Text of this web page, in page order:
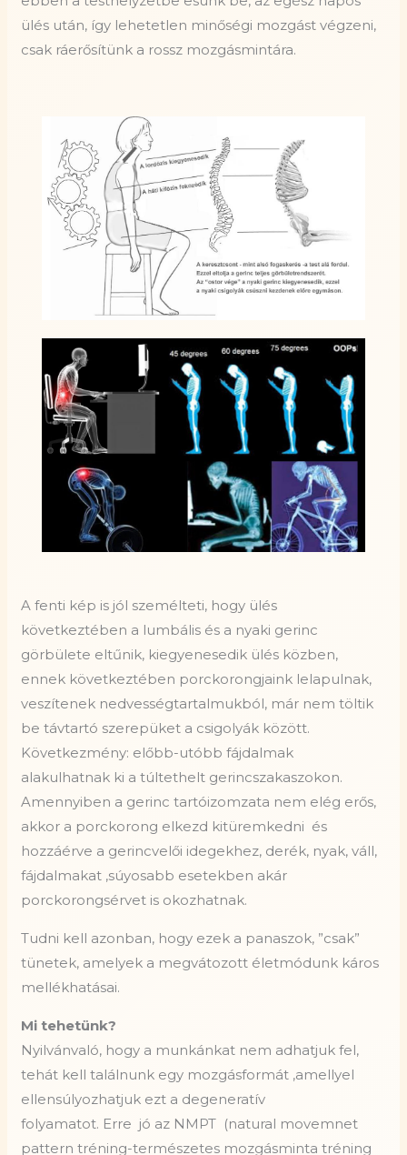
ülés után, így lehetetlen minőségi mozgást végzeni,
csak ráerősítünk a rossz mozgásmintára.
A fenti kép is jól személteti, hogy ülés
következtében a lumbális és a nyaki gerinc
görbülete eltűnik, kiegyenesedik ülés közben,
ennek következtében porckorongjaink lelapulnak,
veszítenek nedvességtartalmukból, már nem töltik
be távtartó szerepüket a csigolyák között.
Következmény: előbb-utóbb fájdalmak
alakulhatnak ki a túltethelt gerincszakaszokon.
Amennyiben a gerinc tartóizomzata nem elég erős,
akkor a porckorong elkezd kitüremkedni és
hozzáérve a gerincvelői idegekhez, derék, nyak, váll,
fájdalmakat ,súyosabb esetekben akár
porckorongsérvet is okozhatnak.
Tudni kell azonban, hogy ezek a panaszok, ”csak”
tünetek, amelyek a megvátozott életmódunk káros
mellékhatásai.
Mi tehetünk?
Nyilvánvaló, hogy a munkánkat nem adhatjuk fel,
tehát kell találnunk egy mozgásformát ,amellyel
ellensúlyozhatjuk ezt a degeneratív
folyamatot. Erre jó az NMPT (natural movemnet
pattern tréning-természetes mozgásminta tréning